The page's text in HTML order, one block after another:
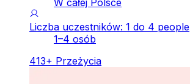
W całej Polsce
Liczba uczestników: 1 do 4 people
1–4 osób
413+ Przeżycia